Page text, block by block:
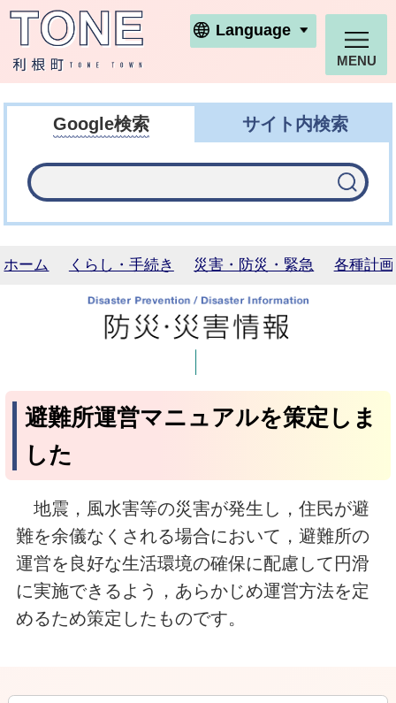
利根町ホームページ
Language
MENU
Google検索 サイト内検索
ホーム くらし・手続き 災害・防災・緊急 各種計
避難所運営マニュアルを策定しま
した
地震，風水害等の災害が発生し，住民が避
難を余儀なくされる場合において，避難所の
運営を良好な生活環境の確保に配慮して円滑
に実施できるよう，あらかじめ運営方法を定
めるため策定したものです。